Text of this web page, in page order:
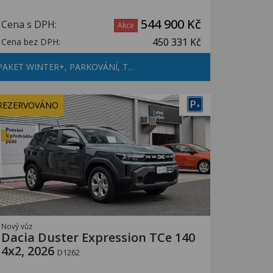
Cena s DPH: Akce 544 900 Kč
Cena bez DPH: 450 331 Kč
WINTER+, PARKOVÁNÍ, T…
P+
Nový vůz
Dacia Duster Expression TCe 140
4x2, 2026 D1262